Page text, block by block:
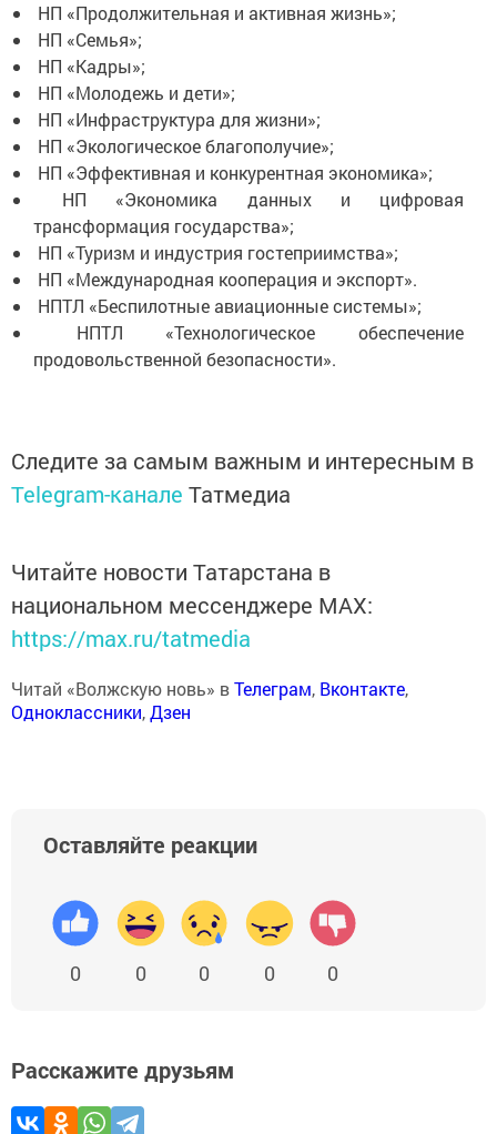
НП «Продолжительная и активная жизнь»;
НП «Семья»;
НП «Кадры»;
НП «Молодежь и дети»;
НП «Инфраструктура для жизни»;
НП «Экологическое благополучие»;
НП «Эффективная и конкурентная экономика»;
НП «Экономика данных и цифровая
трансформация государства»;
НП «Туризм и индустрия гостеприимства»;
НП «Международная кооперация и экспорт».
НПТЛ «Беспилотные авиационные системы»;
НПТЛ «Технологическое обеспечение
продовольственной безопасности».
Следите за самым важным и интересным в
Telegram-канале Татмедиа
Читайте новости Татарстана в
национальном мессенджере MАХ:
https://max.ru/tatmedia
Читай «Волжскую новь» вТелеграм, Вконтакте,
Одноклассники,Дзен
Оставляйте реакции
0 0 0 0 0
Расскажите друзьям